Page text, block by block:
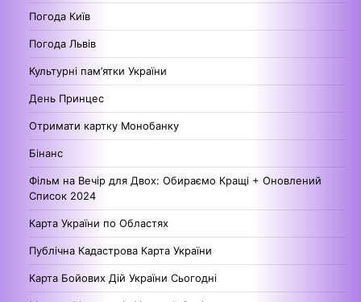
Погода Київ
Погода Львів
Культурні пам’ятки України
День Принцес
Отримати картку Монобанку
Бінанс
Фільм на Вечір для Двох: Обираємо Кращі + Оновлений
Список 2024
Карта України по Областях
Публічна Кадастрова Карта України
Карта Бойових Дій України Сьогодні